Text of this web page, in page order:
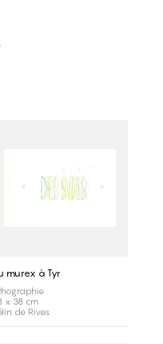
murex à Tyr
x 38 cm
de Rives